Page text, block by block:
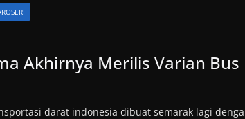
Akhirnya Merilis Varian Bus
darat indonesia dibuat semarak lagi